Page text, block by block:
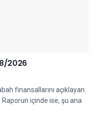
2026
finansallarını açıklayan
içinde ise, şu ana